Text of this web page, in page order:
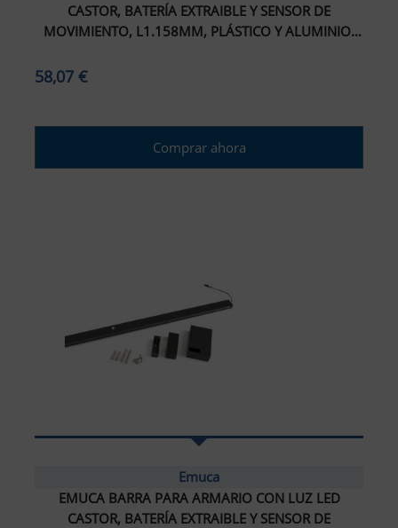
CASTOR, BATERÍA EXTRAIBLE Y SENSOR DE
MOVIMIENTO, L1.158MM, PLÁSTICO Y ALUMINIO,
58,07 €
Comprar ahora
Emuca
EMUCA BARRA PARA ARMARIO CON LUZ LED
CASTOR, BATERÍA EXTRAIBLE Y SENSOR DE